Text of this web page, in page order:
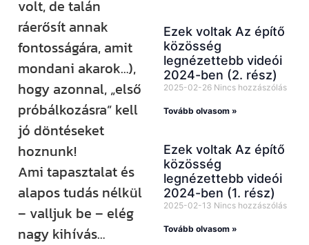
volt, de talán
ráerősít annak
fontosságára, amit
mondani akarok…),
hogy azonnal, „első
próbálkozásra” kell
jó döntéseket
hoznunk!
Ami tapasztalat és
alapos tudás nélkül
– valljuk be – elég
nagy kihívás…
Ezek voltak Az építő
közösség
legnézettebb videói
2024-ben (2. rész)
2025-02-26 Nincs hozzászólás
Tovább olvasom »
Ezek voltak Az építő
közösség
legnézettebb videói
2024-ben (1. rész)
2025-02-13 Nincs hozzászólás
Tovább olvasom »